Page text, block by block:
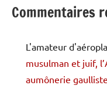
Commentaires
L'amateur
musulman et juif,
aumônerie gaulliste